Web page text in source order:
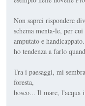
Non saprei rispondere
schema menta-le, per
amputato e
ho tendenza a farlo
Tra i paesaggi, mi
foresta,
bosco... Il mare, l'acqua